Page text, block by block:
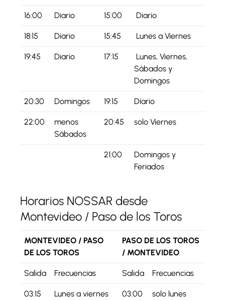
16:00 Diario 15:00 Diario
18:15 Diario 15:45 Lunes a Viernes
19:45 Diario 17:15
Lunes, Viernes,
Sábados y
Domingos
20:30 Domingos 19:15 Díario
22:00
menos
Sábados
20:45 solo Viernes
21:00
Domingos y
Feriados
Horarios NOSSAR desde
Montevideo / Paso de los Toros
MONTEVIDEO / PASO
DE LOS TOROS
PASO DE LOS TOROS
/ MONTEVIDEO
Salida Frecuencias Salida Frecuencias
03:15 Lunes a viernes 03:00 solo lunes